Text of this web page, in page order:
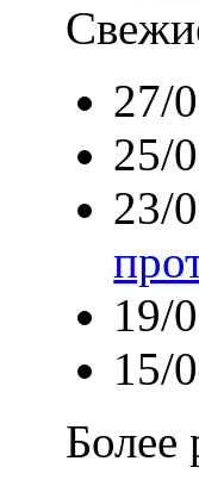
27/
25/
23/
19/
15/
Более